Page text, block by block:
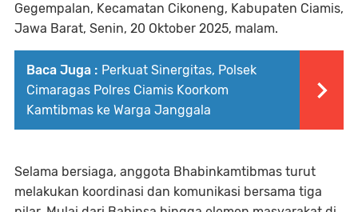
Gegempalan, Kecamatan Cikoneng, Kabupaten Ciamis,
Jawa Barat, Senin, 20 Oktober 2025, malam.
Baca Juga : Perkuat Sinergitas, Polsek
Cimaragas Polres Ciamis Koorkom
Kamtibmas ke Warga Janggala
Selama bersiaga, anggota Bhabinkamtibmas turut
melakukan koordinasi dan komunikasi bersama tiga